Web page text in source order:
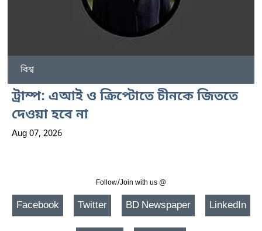
বিশ্ব
ট্রাম্প: এআই ও ক্রিপ্টোতে চীনকে জিততে
দেওয়া হবে না
Aug 07, 2026
Follow/Join with us @
Facebook Twitter BD Newspaper LinkedIn